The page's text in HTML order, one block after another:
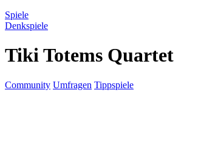
Spiele
Denkspiele
Tiki Totems Quartet
Community Umfragen Tippspiele